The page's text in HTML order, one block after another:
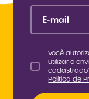
E-mail
Você
utilizar o
Política de